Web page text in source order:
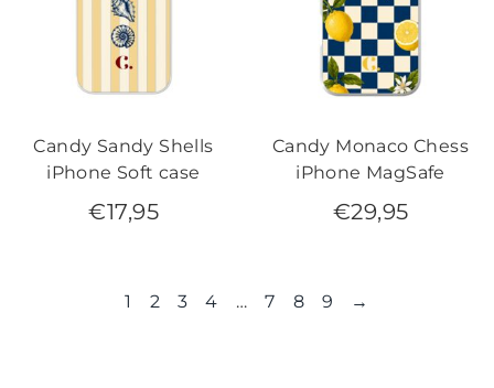
Candy Sandy Shells
iPhone Soft case
€17,95
Candy Monaco Chess
iPhone MagSafe
€29,95
1 2 3 4 … 7 8 9 →